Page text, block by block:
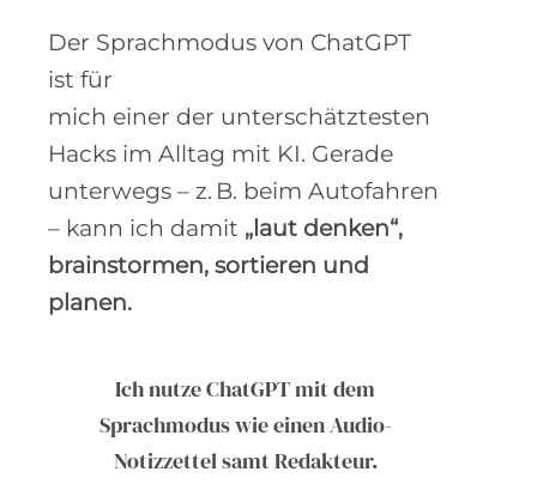
Der Sprachmodus von ChatGPT
ist für
mich einer der unterschätztesten
Hacks im Alltag mit KI. Gerade
unterwegs – z. B. beim Autofahren
– kann ich damit „laut denken“,
brainstormen, sortieren und
planen.
Ich nutze ChatGPT mit dem
Sprachmodus wie einen Audio-
Notizzettel samt Redakteur.